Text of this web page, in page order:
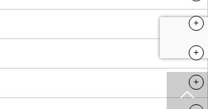
新着情報 シェア お問合せ